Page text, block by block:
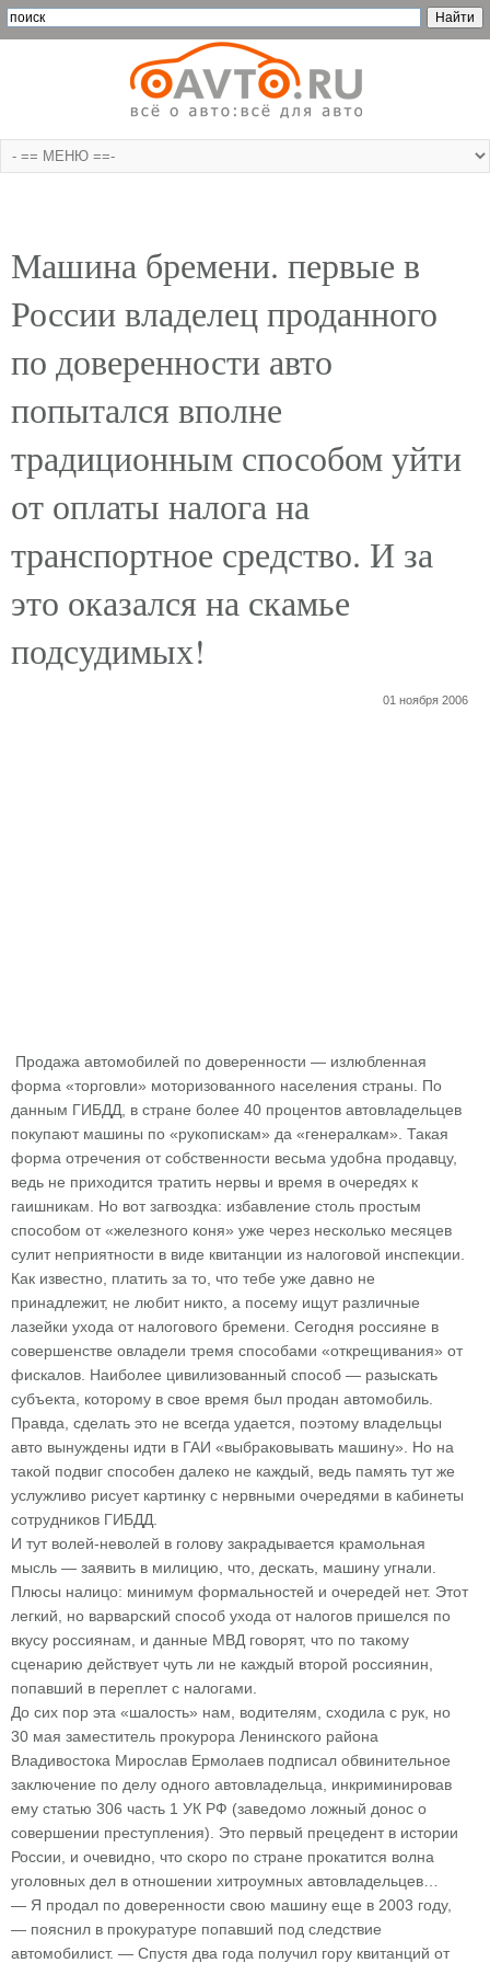
Машина бремени. первые в
России владелец проданного
по доверенности авто
попытался вполне
традиционным способом уйти
от оплаты налога на
транспортное средство. И за
это оказался на скамье
подсудимых!
01 ноября 2006
Продажа автомобилей по доверенности — излюбленная
форма «торговли» моторизованного населения страны. По
данным ГИБДД, в стране более 40 процентов автовладельцев
покупают машины по «рукопискам» да «генералкам». Такая
форма отречения от собственности весьма удобна продавцу,
ведь не приходится тратить нервы и время в очередях к
гаишникам. Но вот загвоздка: избавление столь простым
способом от «железного коня» уже через несколько месяцев
сулит неприятности в виде квитанции из налоговой инспекции.
Как известно, платить за то, что тебе уже давно не
принадлежит, не любит никто, а посему ищут различные
лазейки ухода от налогового бремени. Сегодня россияне в
совершенстве овладели тремя способами «открещивания» от
фискалов. Наиболее цивилизованный способ — разыскать
субъекта, которому в свое время был продан автомобиль.
Правда, сделать это не всегда удается, поэтому владельцы
авто вынуждены идти в ГАИ «выбраковывать машину». Но на
такой подвиг способен далеко не каждый, ведь память тут же
услужливо рисует картинку с нервными очередями в кабинеты
сотрудников ГИБДД.
И тут волей-неволей в голову закрадывается крамольная
мысль — заявить в милицию, что, дескать, машину угнали.
Плюсы налицо: минимум формальностей и очередей нет. Этот
легкий, но варварский способ ухода от налогов пришелся по
вкусу россиянам, и данные МВД говорят, что по такому
сценарию действует чуть ли не каждый второй россиянин,
попавший в переплет с налогами.
До сих пор эта «шалость» нам, водителям, сходила с рук, но
30 мая заместитель прокурора Ленинского района
Владивостока Мирослав Ермолаев подписал обвинительное
заключение по делу одного автовладельца, инкриминировав
ему статью 306 часть 1 УК РФ (заведомо ложный донос о
совершении преступления). Это первый прецедент в истории
России, и очевидно, что скоро по стране прокатится волна
уголовных дел в отношении хитроумных автовладельцев…
— Я продал по доверенности свою машину еще в 2003 году,
— пояснил в прокуратуре попавший под следствие
автомобилист. — Спустя два года получил гору квитанций от